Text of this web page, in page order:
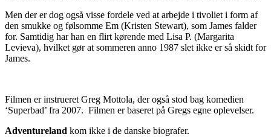
Men der er dog også visse fordele ved at arbejde i tivoliet i form af
den smukke og følsomme Em (Kristen Stewart), som James falder
for. Samtidig har han en flirt kørende med Lisa P. (Margarita
Levieva), hvilket gør at sommeren anno 1987 slet ikke er så skidt for
James.
Filmen er instrueret Greg Mottola, der også stod bag komedien
‘Superbad’ fra 2007. Filmen er baseret på Gregs egne oplevelser.
Adventureland kom ikke i de danske biografer.